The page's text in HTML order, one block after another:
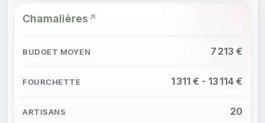
Chamalières
7 213 €
1 311 € - 13 114 €
20